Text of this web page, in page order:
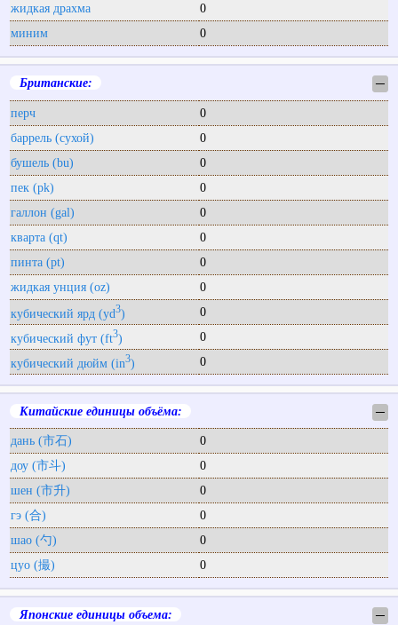
жидкая драхма
0
миним
0
Британские: ─
перч
0
баррель (сухой)
0
бушель (bu)
0
пек (pk)
0
галлон (gal)
0
кварта (qt)
0
пинта (pt)
0
жидкая унция (oz)
0
кубический ярд (yd3)
0
кубический фут (ft3)
0
кубический дюйм (in3) 0
Китайские единицы объёма: ─
дань (市石)
0
доу (市斗)
0
шен (市升)
0
гэ (合)
0
шао (勺)
0
цуо (撮)
0
Японские единицы объема: ─